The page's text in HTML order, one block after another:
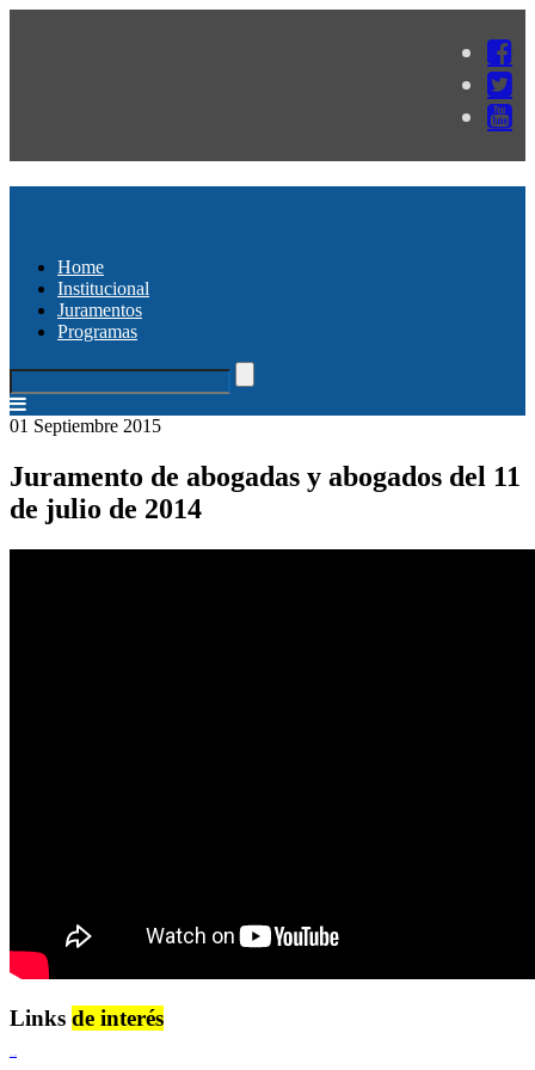
Home
Institucional
Juramentos
Programas
01 Septiembre 2015
Juramento de abogadas y abogados del 11
de julio de 2014
Links de interés